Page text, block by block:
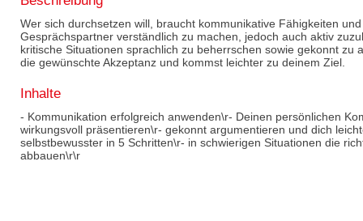
Wer sich durchsetzen will, braucht kommunikative Fähigkeiten
Gesprächspartner verständlich zu machen, jedoch auch aktiv
kritische Situationen sprachlich zu beherrschen sowie gekonnt zu
die gewünschte Akzeptanz und kommst leichter zu deinem Ziel.
Inhalte
- Kommunikation erfolgreich anwenden\r- Deinen persönlichen
wirkungsvoll präsentieren\r- gekonnt argumentieren und dich
selbstbewusster in 5 Schritten\r- in schwierigen Situationen die
abbauen\r\r